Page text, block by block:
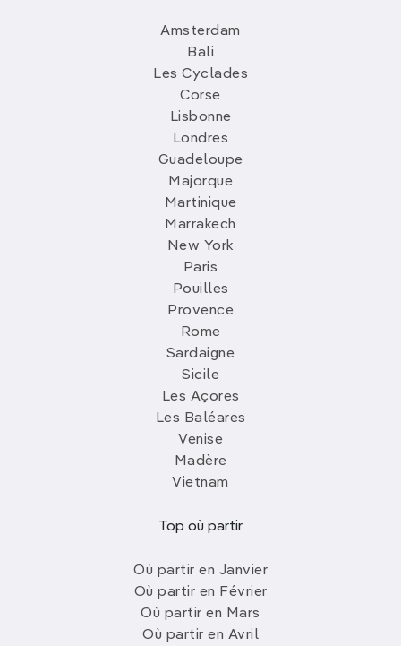
Amsterdam
Bali
Les Cyclades
Corse
Lisbonne
Londres
Guadeloupe
Majorque
Martinique
Marrakech
New York
Paris
Pouilles
Provence
Rome
Sardaigne
Sicile
Les Açores
Les Baléares
Venise
Madère
Vietnam
Top où partir
Où partir en Janvier
Où partir en Février
Où partir en Mars
Où partir en Avril